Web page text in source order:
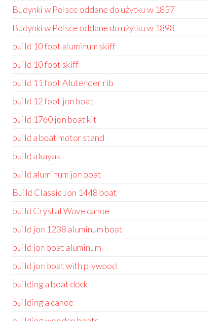
Budynki w Polsce oddane do użytku w 1857
Budynki w Polsce oddane do użytku w 1898
build 10 foot aluminum skiff
build 10 foot skiff
build 11 foot Alutender rib
build 12 foot jon boat
build 1760 jon boat kit
build a boat motor stand
build a kayak
build aluminum jon boat
Build Classic Jon 1448 boat
build Crystal Wave canoe
build jon 1238 aluminum boat
build jon boat aluminum
build jon boat with plywood
building a boat dock
building a canoe